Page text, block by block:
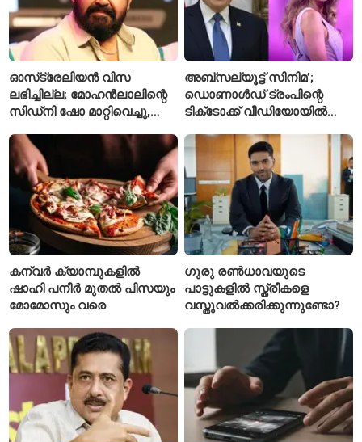
ഓസ്‌ട്രേലിയൻ വിസ
ലഭിച്ചില്ല; മോഹൻലാലിന്റെ
സിഡ്‌നി ഷോ മാറ്റിവെച്ചു,
ചോദിച്ച് താരം
അബ്സല്യൂട്ട് സിനിമ’;
ഡൊണാൾഡ് ട്രംപിന്റെ
ടിക്‌ടോക്ക് വീഡിയോയിൽ
‘August’ നീക്കം ചെയ്തു
കന്വർ ക്യാമ്പുകളിൽ
ഷാഹി പനീർ മുതൽ പിസയും
മോമോസും വരെ
ഗുരു രൺധാവയുടെ
പാട്ടുകളിൽ സ്ത്രീകളെ
വസ്തുവൽക്കരിക്കുന്നുണ്ടോ?